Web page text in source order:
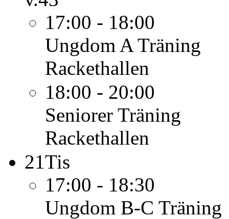
17:00 - 18:00
Ungdom A Träning
Rackethallen
18:00 - 20:00
Seniorer Träning
Rackethallen
21Tis
17:00 - 18:30
Ungdom B-C Träning